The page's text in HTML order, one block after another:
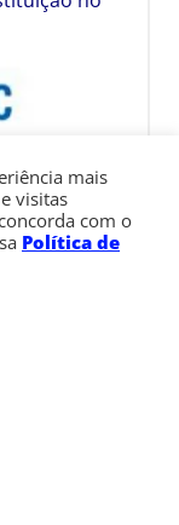
mais
visitas
com o
Política de